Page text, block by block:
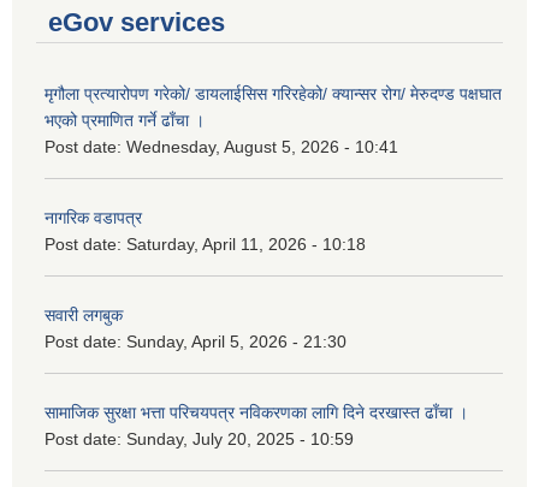
eGov services
मृगौला प्रत्यारोपण गरेको/ डायलाईसिस गरिरहेको/ क्यान्सर रोग/ मेरुदण्ड पक्षघात
भएको प्रमाणित गर्ने ढाँचा ।
Post date: Wednesday, August 5, 2026 - 10:41
नागरिक वडापत्र
Post date: Saturday, April 11, 2026 - 10:18
सवारी लगबुक
Post date: Sunday, April 5, 2026 - 21:30
सामाजिक सुरक्षा भत्ता परिचयपत्र नविकरणका लागि दिने दरखास्त ढाँचा ।
Post date: Sunday, July 20, 2025 - 10:59